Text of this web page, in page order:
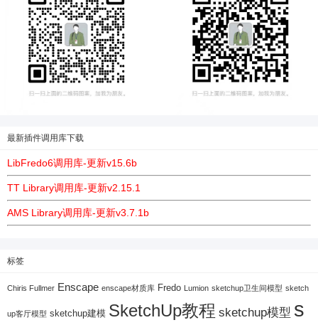
最新插件调用库下载
LibFredo6调用库-更新v15.6b
TT Library调用库-更新v2.15.1
AMS Library调用库-更新v3.7.1b
标签
Chiris Fullmer Enscape enscape材质库 Fredo Lumion sketchup卫生间模型 sketch
up客厅模型 sketchup建模 SketchUp教程 sketchup模型 s